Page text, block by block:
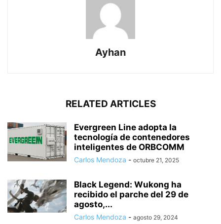
Ayhan
RELATED ARTICLES
Evergreen Line adopta la
tecnología de contenedores
inteligentes de ORBCOMM
Carlos Mendoza - octubre 21, 2025
Black Legend: Wukong ha
recibido el parche del 29 de
agosto,...
Carlos Mendoza - agosto 29, 2024